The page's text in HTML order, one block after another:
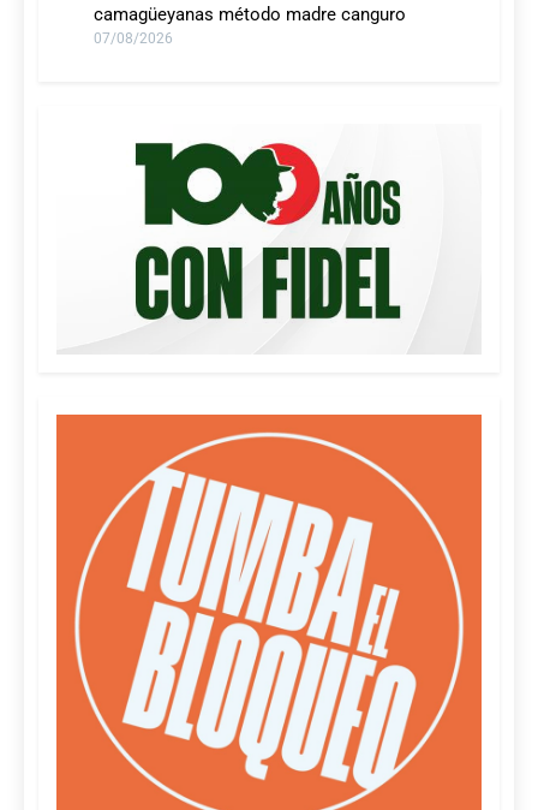
camagüeyanas método madre canguro
07/08/2026